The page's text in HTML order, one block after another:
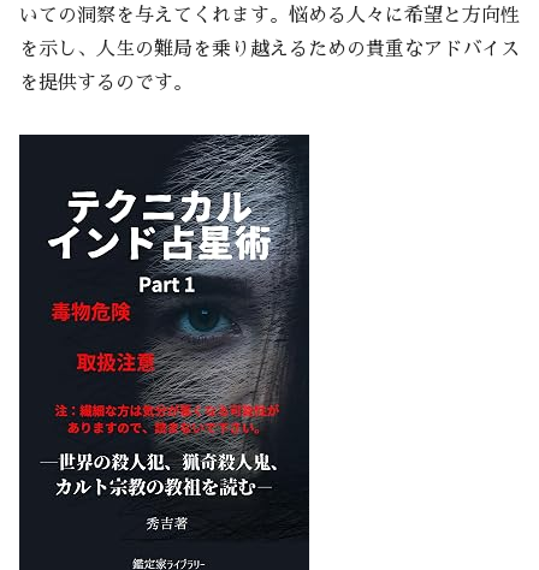
いての洞察を与えてくれます。悩める人々に希望と方向性
を示し、人生の難局を乗り越えるための貴重なアドバイス
を提供するのです。